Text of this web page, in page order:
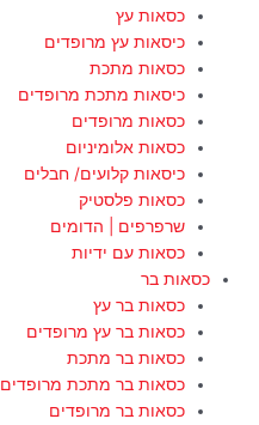
כסאות עץ
כיסאות עץ מרופדים
כסאות מתכת
כיסאות מתכת מרופדים
כסאות מרופדים
כסאות אלומיניום
כיסאות קלועים/ חבלים
כסאות פלסטיק
שרפרפים | הדומים
כסאות עם ידיות
כסאות בר
כסאות בר עץ
כסאות בר עץ מרופדים
כסאות בר מתכת
כסאות בר מתכת מרופדים
כסאות בר מרופדים